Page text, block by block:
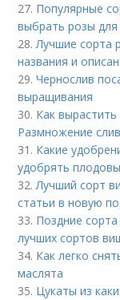
27. Популярные
выбрать розы
28.Лучшие сорта
названия и
29.Чернослив
выращивания
30. Как
Размножение
31. Какие
удобрять
32.Лучший сорт
статьи в новую
33. Поздние
лучших сортов
34. Как легко
маслята
35. Цукаты из